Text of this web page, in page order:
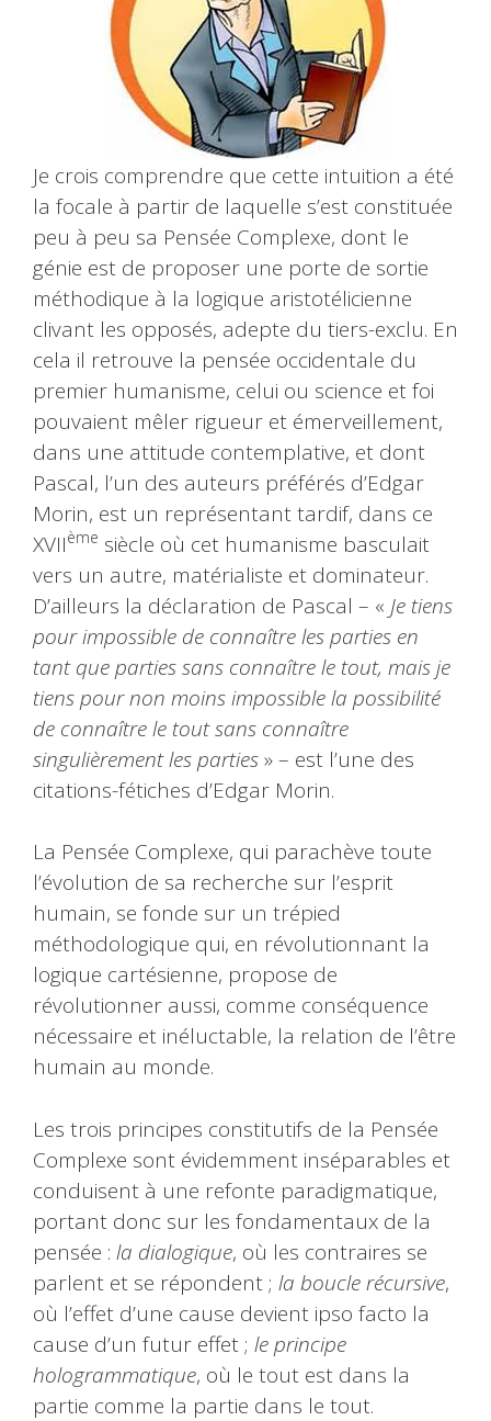
Je crois comprendre que cette intuition a été
la focale à partir de laquelle s’est constituée
peu à peu sa Pensée Complexe, dont le
génie est de proposer une porte de sortie
méthodique à la logique aristotélicienne
clivant les opposés, adepte du tiers-exclu. En
cela il retrouve la pensée occidentale du
premier humanisme, celui ou science et foi
pouvaient mêler rigueur et émerveillement,
dans une attitude contemplative, et dont
Pascal, l’un des auteurs préférés d’Edgar
Morin, est un représentant tardif, dans ce
XVIIème siècle où cet humanisme basculait
vers un autre, matérialiste et dominateur.
D’ailleurs la déclaration de Pascal – « Je tiens
pour impossible de connaître les parties en
tant que parties sans connaître le tout, mais je
tiens pour non moins impossible la possibilité
de connaître le tout sans connaître
singulièrement les parties» – est l’une des
citations-fétiches d’Edgar Morin.
La Pensée Complexe, qui parachève toute
l’évolution de sa recherche sur l’esprit
humain, se fonde sur un trépied
méthodologique qui, en révolutionnant la
logique cartésienne, propose de
révolutionner aussi, comme conséquence
nécessaire et inéluctable, la relation de l’être
humain au monde.
Les trois principes constitutifs de la Pensée
Complexe sont évidemment inséparables et
conduisent à une refonte paradigmatique,
portant donc sur les fondamentaux de la
pensée : la dialogique, où les contraires se
parlent et se répondent ; la boucle récursive,
où l’effet d’une cause devient ipso facto la
cause d’un futur effet ; le principe
hologrammatique, où le tout est dans la
partie comme la partie dans le tout.